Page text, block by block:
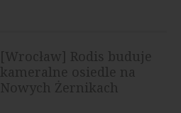
[Wrocław] Rodis buduje
kameralne osiedle na
Nowych Żernikach